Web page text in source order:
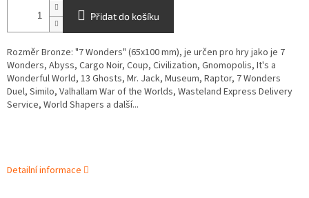
Přidat do košíku
Rozměr Bronze: "7 Wonders" (65x100 mm), je určen pro hry jako je 7
Wonders, Abyss, Cargo Noir, Coup, Civilization, Gnomopolis, It's a
Wonderful World, 13 Ghosts, Mr. Jack, Museum, Raptor, 7 Wonders
Duel, Similo, Valhallam War of the Worlds, Wasteland Express Delivery
Service, World Shapers a další...
Detailní informace